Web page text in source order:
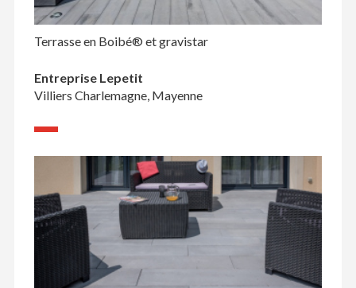
Terrasse en Boibé® et gravistar
Entreprise Lepetit
Villiers Charlemagne, Mayenne